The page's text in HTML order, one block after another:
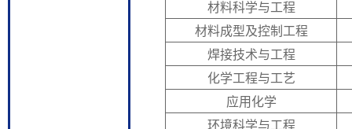
材料科学与工程
材料成型及控制工程
焊接技术与工程
化学工程与工艺
应用化学
环境科学与工程